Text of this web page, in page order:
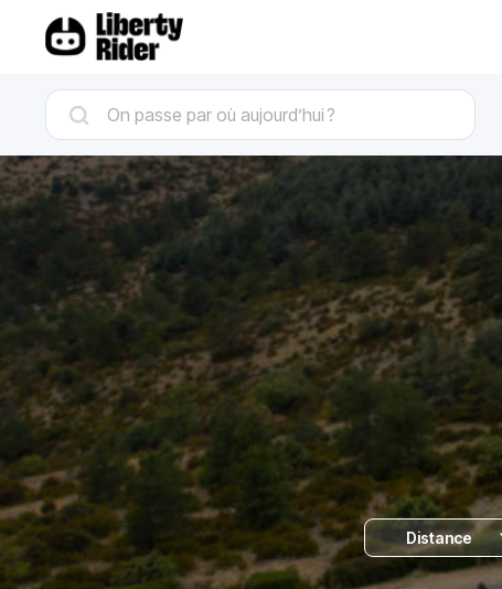
Distance